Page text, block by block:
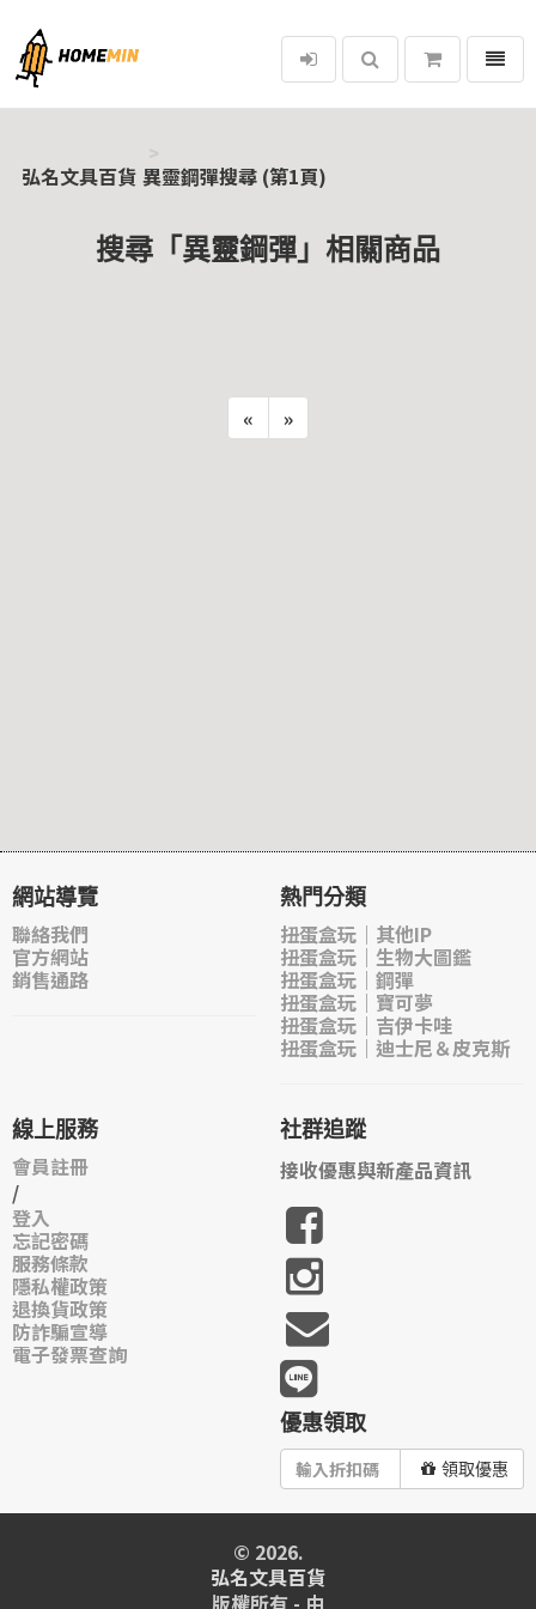
弘名文具百貨
選單
弘名文具百貨 異靈鋼彈搜尋 (第1頁)
搜尋「異靈鋼彈」相關商品
« »
網站導覽
聯絡我們
官方網站
銷售通路
熱門分類
扭蛋盒玩｜其他IP
扭蛋盒玩｜生物大圖鑑
扭蛋盒玩｜鋼彈
扭蛋盒玩｜寶可夢
扭蛋盒玩｜吉伊卡哇
扭蛋盒玩｜迪士尼＆皮克斯
線上服務
會員註冊
/
登入
忘記密碼
服務條款
隱私權政策
退換貨政策
防詐騙宣導
電子發票查詢
社群追蹤
接收優惠與新產品資訊
優惠領取
領取優惠
© 2026.
弘名文具百貨
版權所有 - 由